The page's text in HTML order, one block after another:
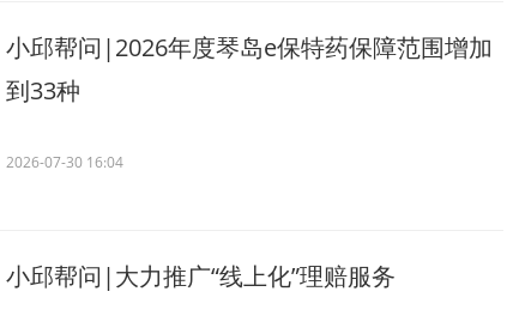
小邱帮问|2026年度琴岛e保特药保障范围增加
到33种
2026-07-30 16:04
小邱帮问|大力推广“线上化”理赔服务